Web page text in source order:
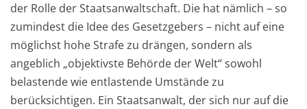
der Rolle der Staatsanwaltschaft. Die hat nämlich – so
zumindest die Idee des Gesetzgebers – nicht auf eine
möglichst hohe Strafe zu drängen, sondern als
angeblich „objektivste Behörde der Welt“ sowohl
belastende wie entlastende Umstände zu
berücksichtigen. Ein Staatsanwalt, der sich nur auf die